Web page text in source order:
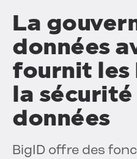
La
données
fournit les
la sécurité
données
BigID offre des